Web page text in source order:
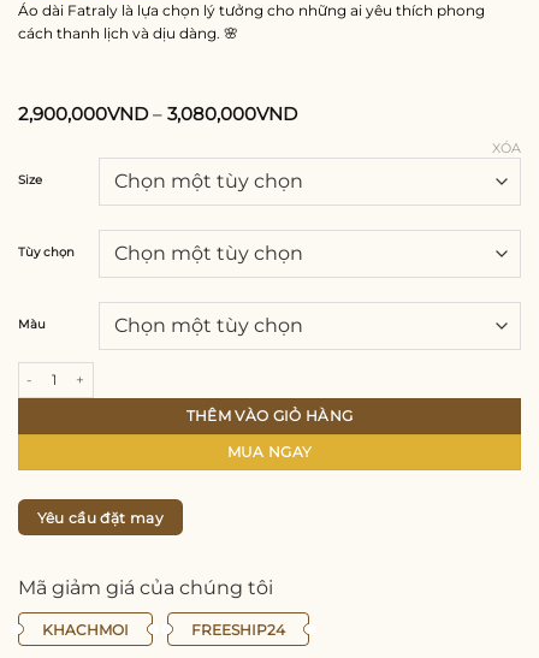
Áo dài Fatraly là lựa chọn lý tưởng cho những ai yêu thích phong
cách thanh lịch và dịu dàng. 🌸
2,900,000VND– 3,080,000VND
Size
Tùy chọn
Màu
XÓA
THÊM VÀO GIỎ HÀNG
MUA NGAY
Yêu cầu đặt may
Mã giảm giá của chúng tôi
KHACHMOI FREESHIP24